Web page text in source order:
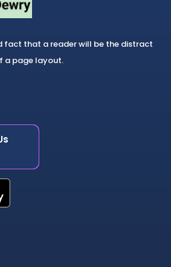
fact that a reader will be the distract
a page layout.